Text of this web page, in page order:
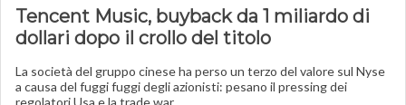
Tencent Music, buyback da 1 miliardo di
dollari dopo il crollo del titolo
La società del gruppo cinese ha perso un terzo del valore sul Nyse
a causa del fuggi fuggi degli azionisti: pesano il pressing dei
regolatori Usa e la trade war